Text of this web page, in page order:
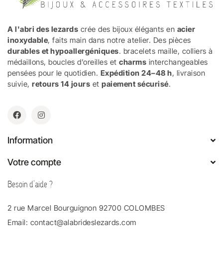
A l'abri des lezards crée des bijoux élégants en acier
inoxydable, faits main dans notre atelier. Des pièces
durables et hypoallergéniques. bracelets maille, colliers à
médaillons, boucles d’oreilles et charms interchangeables
pensées pour le quotidien. Expédition 24–48 h, livraison
suivie, retours 14 jours et paiement sécurisé.
Information
Votre compte
Besoin d'aide ?
2 rue Marcel Bourguignon 92700 COLOMBES
Email: contact@alabrideslezards.com